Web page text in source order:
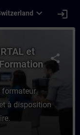
expand_more login
TIA
share
et
formateur
à disposition